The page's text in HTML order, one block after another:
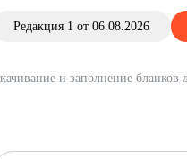
Редакция 1 от 06.08.2026
и заполнение бланков